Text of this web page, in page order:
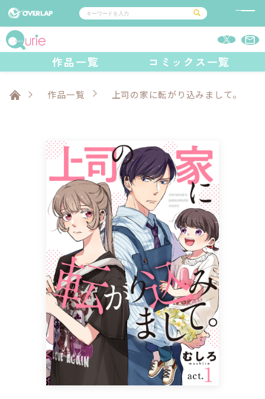
コミック
コミックガルド
コミッククリエ
LiQulle
ライトノベル
文庫
ノベルス
ノベルスf
コミックエッセイ
ポケットモンスター
アニメ
OVERLAP STORE
オーバーラップ広報室
お問い合わせはこちら
オーバーラップノベルス
オーバーラップノベルスf
ロサージュノベルス
コミックガルド
作品一覧 コミックス一覧
作品一覧 上司の家に転がり込みまして。